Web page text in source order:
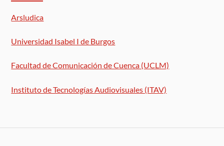
Arsludica
Universidad Isabel I de Burgos
Facultad de Comunicación de Cuenca (UCLM)
Instituto de Tecnologías Audiovisuales (ITAV)